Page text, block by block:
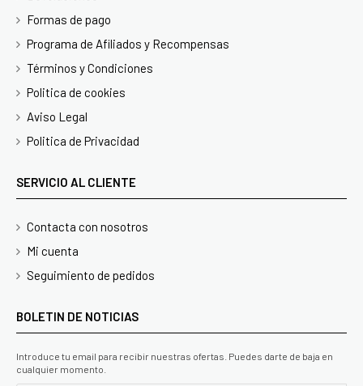
Formas de pago
Programa de Afiliados y Recompensas
Términos y Condiciones
Politica de cookies
Aviso Legal
Politica de Privacidad
SERVICIO AL CLIENTE
Contacta con nosotros
Mi cuenta
Seguimiento de pedidos
BOLETIN DE NOTICIAS
Introduce tu email para recibir nuestras ofertas. Puedes darte de baja en
cualquier momento.